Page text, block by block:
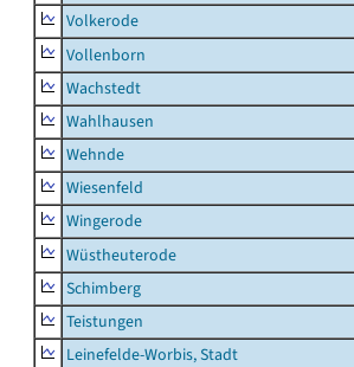
Volkerode
Vollenborn
Wachstedt
Wahlhausen
Wehnde
Wiesenfeld
Wingerode
Wüstheuterode
Schimberg
Teistungen
Leinefelde-Worbis, Stadt